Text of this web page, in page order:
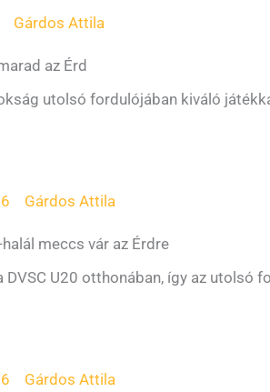
Gárdos Attila
az Érd
utolsó fordulójában kiváló
Gárdos Attila
meccs vár az Érdre
U20 otthonában, így az utolsó
Gárdos Attila